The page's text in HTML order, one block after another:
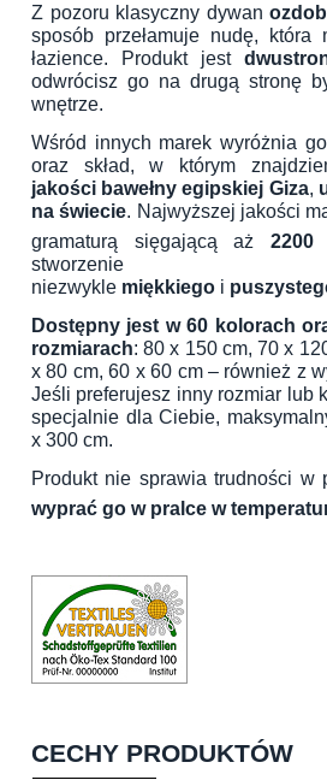
Z pozoru klasyczny dywan
sposób przełamuje nudę,
łazience. Produkt jest
odwrócisz go na drugą stronę
wnętrze.
Wśród innych marek wyróżnia
oraz skład, w którym
jakości bawełny egipskiej Giza,
na świecie. Najwyższej jakości
gramaturą sięgającą aż 2200
stworzenie
niezwykle miękkiego i
Dostępny jest w 60 kolorach
rozmiarach: 80 x 150 cm, 70 x
x 80 cm, 60 x 60 cm – również z
Jeśli preferujesz inny rozmiar lub
specjalnie dla Ciebie,
x 300 cm.
Produkt nie sprawia trudności w
wyprać go w pralce w
CECHY PRODUKTÓW